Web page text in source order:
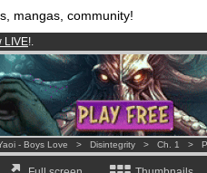
mangas, community!
LIVE!.
3.95 eurosper month !Get membership
and 1208 comics & mangas!.
- Boys Love > Disintegrity > Ch. 1 >